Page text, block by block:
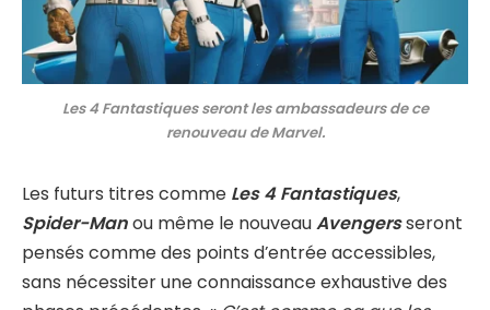
Les 4 Fantastiques seront les ambassadeurs de ce
renouveau de Marvel.
Les futurs titres comme Les 4 Fantastiques,
Spider-Manou même le nouveauAvengersseront
pensés comme des points d’entrée accessibles,
sans nécessiter une connaissance exhaustive des